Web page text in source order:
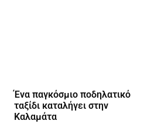
Ένα παγκόσμιο ποδηλατικό
ταξίδι καταλήγει στην
Καλαμάτα